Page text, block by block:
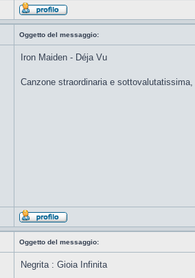
Oggetto del messaggio:
Iron Maiden - Déja Vu
Canzone straordinaria e
Oggetto del messaggio:
Negrita : Gioia Infinita